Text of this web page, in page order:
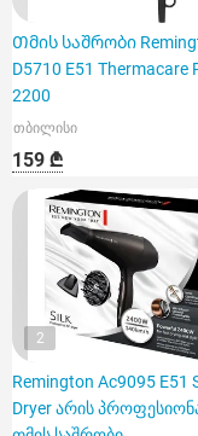
Თმის საშრობი
D5710 E51 Thermacare
2200
თბილისი
159 ₾
2
Remington Ac9095 E51
Dryer არის